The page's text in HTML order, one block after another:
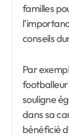
familles
conseils
Par
souligne
dans sa
bénéficié